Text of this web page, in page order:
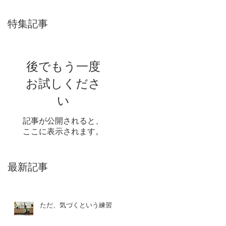
特集記事
後でもう一度
お試しくださ
い
記事が公開されると、
ここに表示されます。
最新記事
ただ、気づくという練習